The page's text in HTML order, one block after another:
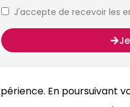
J'accepte de recevoir les
En